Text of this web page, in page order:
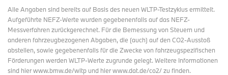
Vorfahrts- und Falschfahrwarnung. Außerdem neue
Generation des BMW Head-Up Displays erhältlich.
Neue, im Wettbewerbsumfeld einzigartige
Zusammenstellung von Systemen für komfortables Parken
und Rangieren: Parkassistent mit automatisierter Längs-
und Querführung beim Ein- und Ausparken,
Alle Angaben sind bereits auf Basis des neuen WLTP-Testzyklus ermittelt.
Aufgeführte NEFZ-Werte wurden gegebenenfalls auf das NEFZ-
Messverfahren zurückgerechnet. Für die Bemessung von Steuern und
anderen fahrzeugbezogenen Abgaben, die (auch) auf den CO2-Ausstoß
abstellen, sowie gegebenenfalls für die Zwecke von fahrzeugspezifischen
Förderungen werden WLTP-Werte zugrunde gelegt. Weitere Informationen
sind hier www.bmw.de/wltp und hier www.dat.de/co2/ zu finden.